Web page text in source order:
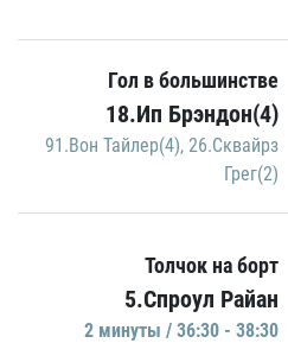
Гол в большинстве
18.Ип Брэндон(4)
91.Вон Тайлер(4), 26.Сквайрз
Грег(2)
Толчок на борт
5.Спроул Райан
2 минуты / 36:30 - 38:30